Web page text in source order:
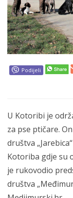
Podijeli
U Kotoribi je
za pse ptičare.
društva
Kotoriba gdje su
je rukovodio
društva